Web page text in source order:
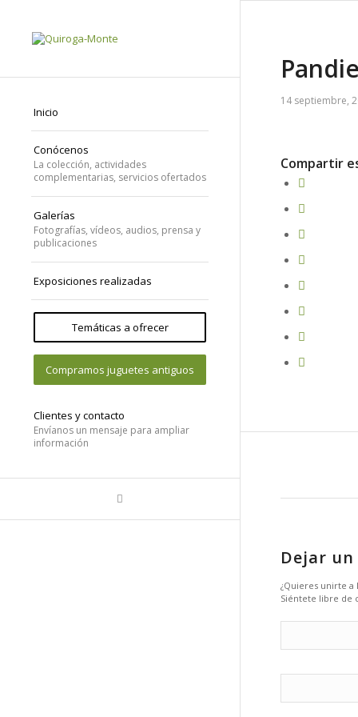
Inicio
Conócenos
La colección, actividades
complementarias, servicios ofertados
Galerías
Fotografías, vídeos, audios, prensa y
publicaciones
Exposiciones realizadas
Temáticas a ofrecer
Compramos juguetes antiguos
Clientes y contacto
Envíanos un mensaje para ampliar
información
14 septiembre,
Compartir
Dejar
¿Quieres unirte a
Siéntete libre de